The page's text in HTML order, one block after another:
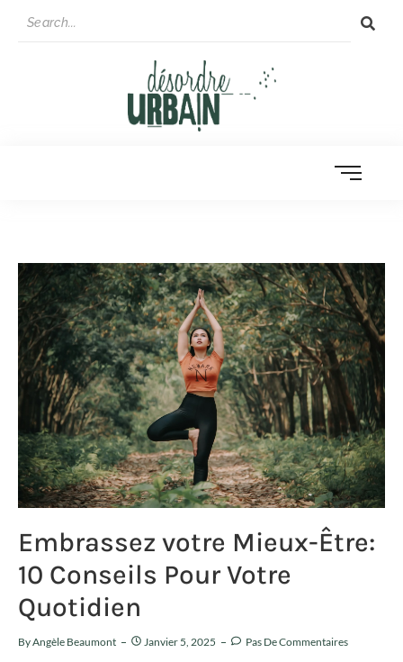
Embrassez votre Mieux-Être:
10 Conseils Pour Votre
Quotidien
ByAngèle Beaumont Janvier 5, 2025 Pas De Commentaires